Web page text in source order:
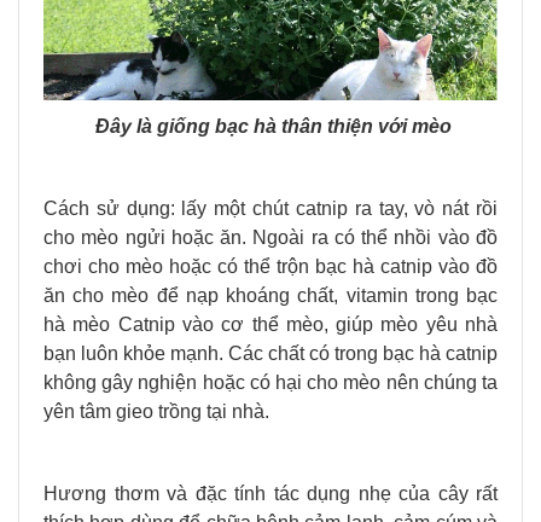
Đây là giống bạc hà thân thiện với mèo
Cách sử dụng: lấy một chút catnip ra tay, vò nát rồi
cho mèo ngửi hoặc ăn. Ngoài ra có thể nhồi vào đồ
chơi cho mèo hoặc có thể trộn bạc hà catnip vào đồ
ăn cho mèo để nạp khoáng chất, vitamin trong bạc
hà mèo Catnip vào cơ thể mèo, giúp mèo yêu nhà
bạn luôn khỏe mạnh. Các chất có trong bạc hà catnip
không gây nghiện hoặc có hại cho mèo nên chúng ta
yên tâm gieo trồng tại nhà.
Hương thơm và đặc tính tác dụng nhẹ của cây rất